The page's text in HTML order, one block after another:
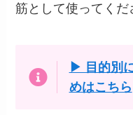
筋として使ってくだ
▶ 目的別
めはこちら